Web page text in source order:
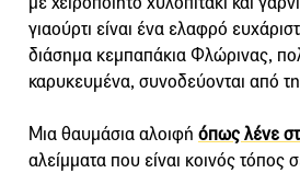
γιαούρτι είναι ένα ελαφρό
διάσημα κεμπαπάκια Φλώρινας,
καρυκευμένα, συνοδεύονται από
Μια θαυμάσια αλοιφή όπως λένε
αλείμματα που είναι κοινός τόπος